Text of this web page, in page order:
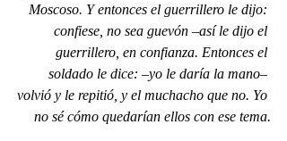
Moscoso. Y entonces el guerrillero le dijo:
confiese, no sea guevón –así le dijo el
guerrillero, en confianza. Entonces el
soldado le dice: –yo le daría la mano–
volvió y le repitió, y el muchacho que no. Yo
no sé cómo quedarían ellos con ese tema.